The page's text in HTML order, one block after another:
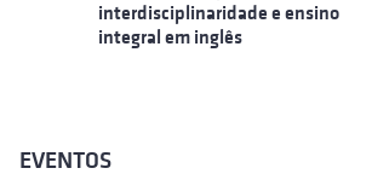
interdisciplinaridade e ensino
integral em inglês
EVENTOS